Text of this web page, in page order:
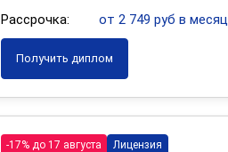
Рассрочка:
от 2 749 руб в месяц
Получить диплом
-17% до 17 августа Лицензия